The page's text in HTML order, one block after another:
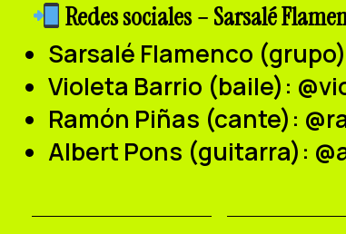
Redes sociales – Sarsalé
Sarsalé Flamenco
Violeta Barrio (baile):
Ramón Piñas (cante):
Albert Pons (guitarra):